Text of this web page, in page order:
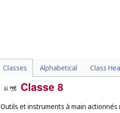
Classes Alphabetical Class
Classe 8
Outils et instruments à main